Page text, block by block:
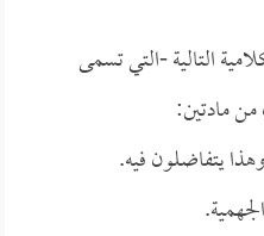
التالية -التي تسمى
مادتين:
يتفاضلون فيه.